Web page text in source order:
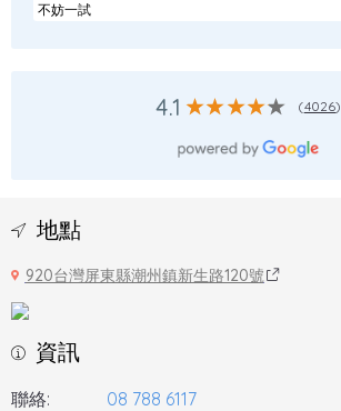
不妨一試
4.1 (4026)
地點
920台灣屏東縣潮州鎮新生路120號
資訊
聯絡: 08 788 6117